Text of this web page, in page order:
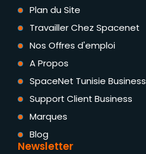
Plan du Site
Travailler Chez Spacenet
Nos Offres d'emploi
A Propos
SpaceNet Tunisie Business
Support Client Business
Marques
Blog
Newsletter